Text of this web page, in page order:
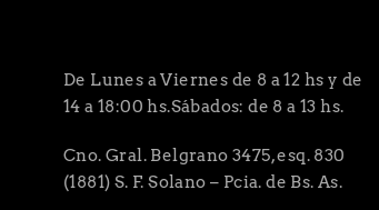
De Lunes a Viernes de 8 a 12 hs y de
14 a 18:00 hs.Sábados: de 8 a 13 hs.
Cno. Gral. Belgrano 3475, esq. 830
(1881) S. F. Solano – Pcia. de Bs. As.